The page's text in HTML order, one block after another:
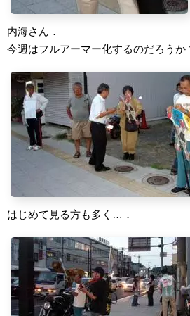
内海さん．
今週はフルアーマー化するのだろうか
はじめて見る方も多く…．